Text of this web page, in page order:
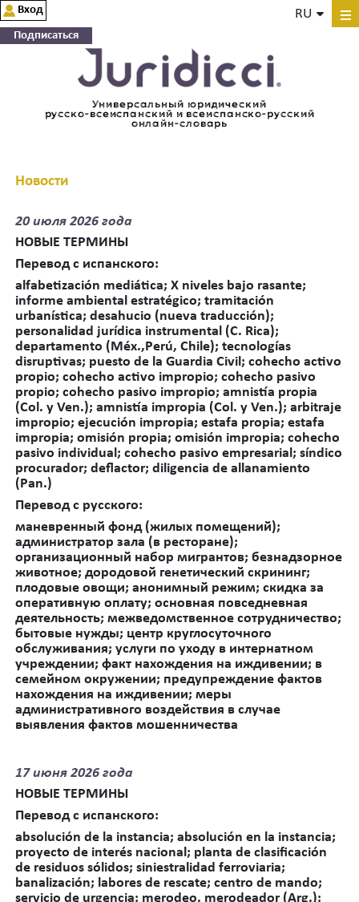
Универсальный юридический
русско-всеиспанский и всеиспанско-русский
онлайн-словарь
RU
Вход
Подписаться
Новости
20июля 2026 года
НОВЫЕ ТЕРМИНЫ
Перевод с испанского:
alfabetización mediática; X niveles bajo rasante;
informe ambiental estratégico; tramitación
urbanística; desahucio (nueva traducción);
personalidad jurídica instrumental (C. Rica);
departamento (Méx.,Perú, Chile); tecnologías
disruptivas; puesto de la Guardia Civil; cohecho activo
propio; cohecho activo impropio; cohecho pasivo
propio; cohecho pasivo impropio; amnistía propia
(Col. y Ven.); amnistía impropia (Col. y Ven.); arbitraje
impropio; ejecución impropia; estafa propia; estafa
impropia; omisión propia; omisión impropia; cohecho
pasivo individual; cohecho pasivo empresarial; síndico
procurador; deflactor; diligencia de allanamiento
(Pan.)
Перевод с русского:
маневренный фонд (жилых помещений);
администратор зала (в ресторане);
организационный набор мигрантов; безнадзорное
животное; дородовой генетический скрининг;
плодовые овощи; анонимный режим; скидка за
оперативную оплату; основная повседневная
деятельность; межведомственное сотрудничество;
бытовые нужды; центр круглосуточного
обслуживания; услуги по уходу в интернатном
учреждении; факт нахождения на иждивении; в
семейном окружении; предупреждение фактов
нахождения на иждивении; меры
административного воздействия в случае
выявления фактов мошенничества
17июня 2026 года
НОВЫЕ ТЕРМИНЫ
Перевод с испанского:
absolución de la instancia; absolución en la instancia;
proyecto de interés nacional; planta de clasificación
de residuos sólidos; siniestralidad ferroviaria;
banalización; labores de rescate; centro de mando;
servicio de urgencia; merodeo, merodeador (Arg.);